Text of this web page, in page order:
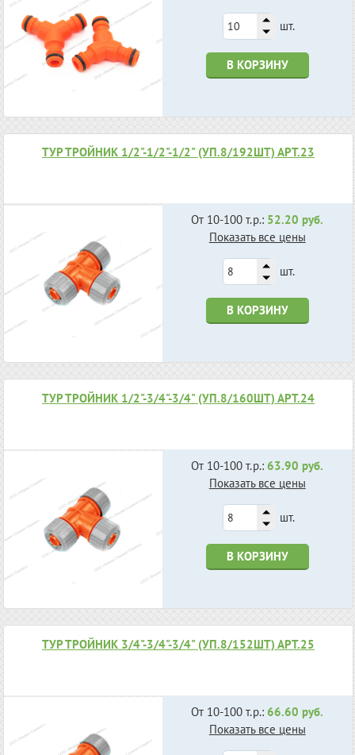
шт.
В КОРЗИНУ
ТУР ТРОЙНИК 1/2"-1/2"-1/2" (УП.8/192ШТ) АРТ.23
От 10-100 т.р.: 52.20 руб.
Показать все цены
шт.
В КОРЗИНУ
ТУР ТРОЙНИК 1/2"-3/4"-3/4" (УП.8/160ШТ) АРТ.24
От 10-100 т.р.:63.90 руб.
Показать все цены
шт.
В КОРЗИНУ
ТУР ТРОЙНИК 3/4"-3/4"-3/4" (УП.8/152ШТ) АРТ.25
От 10-100 т.р.:66.60 руб.
Показать все цены